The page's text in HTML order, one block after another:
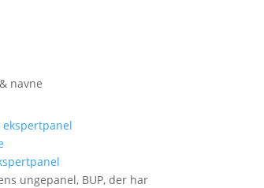
navne
ungepanel, BUP, der har